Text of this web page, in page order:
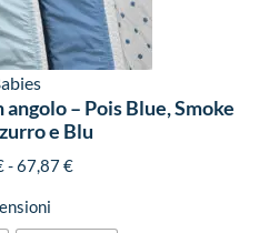
– Pois Blue, Smoke
e Blu
-67,87€